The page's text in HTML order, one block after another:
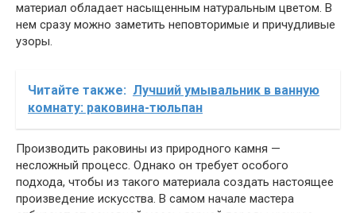
материал обладает насыщенным натуральным цветом. В
нем сразу можно заметить неповторимые и причудливые
узоры.
Читайте также: Лучший умывальник в ванную
комнату: раковина-тюльпан
Производить раковины из природного камня —
несложный процесс. Однако он требует особого
подхода, чтобы из такого материала создать настоящее
произведение искусства. В самом начале мастера